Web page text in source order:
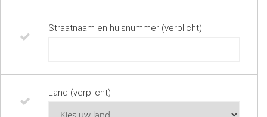
Straatnaam en huisnummer (verplicht)
Land (verplicht)